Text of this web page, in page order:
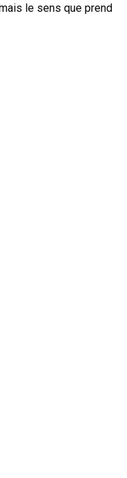
le sens que prend